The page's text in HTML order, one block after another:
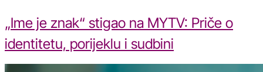
„Ime je znak“ stigao na MYTV: Priče o
identitetu, porijeklu i sudbini